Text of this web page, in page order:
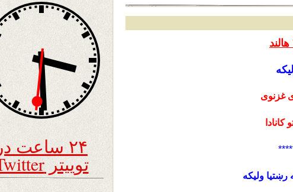
غزنوی
کانادا
رښتیا ولیکه
۲۴ ساعت در
توییتر Twitter